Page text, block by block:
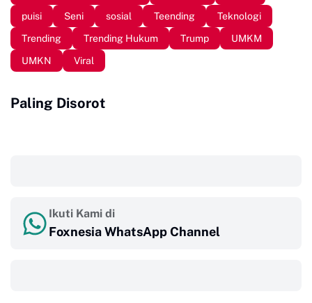
puisi
Seni sosial Teending
Teknologi
Trending
Trending Hukum Trump
UMKM
UMKN
Viral
Paling Disorot
Ikuti Kami di
Foxnesia WhatsApp Channel